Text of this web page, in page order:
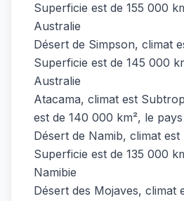
Superficie est de 155 000
Australie
Désert de Simpson, climat
Superficie est de 145 000
Australie
Atacama, climat est
est de 140 000 km², le
Désert de Namib, climat
Superficie est de 135 000
Namibie
Désert des Mojaves, climat